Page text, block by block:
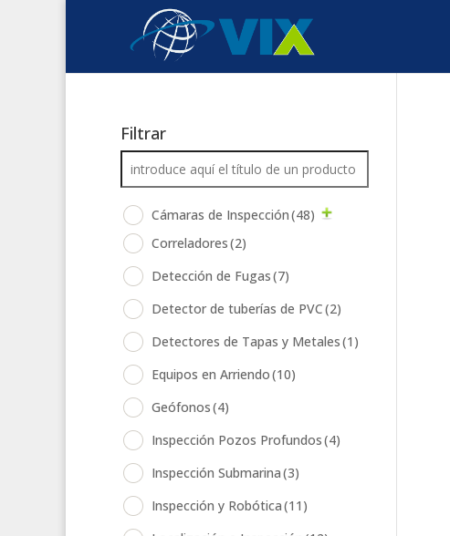
Filtrar
Cámaras de Inspección(48)
Correladores(2)
Detección de Fugas(7)
Detector de tuberías de PVC(2)
Detectores de Tapas y Metales(1)
Equipos en Arriendo(10)
Geófonos(4)
Inspección Pozos Profundos(4)
Inspección Submarina(3)
Inspección y Robótica(11)